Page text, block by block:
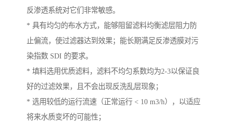
反渗透系统对它们非常敏感。
* 具有均匀的布水方式，能够阻留滤料均衡滤层阻力防
止偏流，使过滤器达到效果；能长期满足反渗透膜对污
染指数 SDI 的要求。
* 填料选用优质滤料，滤料不均匀系数均为2-3以保证良
好的过滤效果，且不会出现反洗乱层现象；
* 选用较低的运行流速（正常运行 < 10 m3/h），以适应
将来水质变坏的可能性；